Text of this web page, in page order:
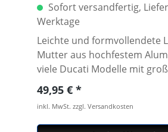
Sofort versandfertig,
Werktage
Leichte und formvollendete
Mutter aus hochfestem
viele Ducati Modelle mit
Steuerkopfrohr.
40mm. CNC gefräst aus
hochfesten 7075 T6
Konstruktionsaluminium. Lieferbar in
Regulärer Preis:
49,95 €
inkl. MwSt. zzgl. Versandkosten